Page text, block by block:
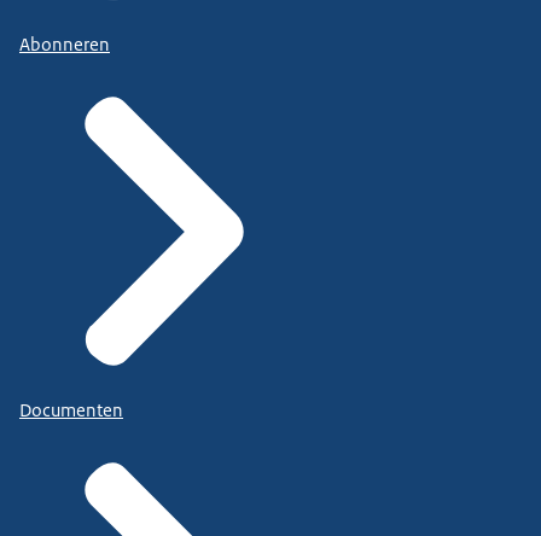
Abonneren
Documenten